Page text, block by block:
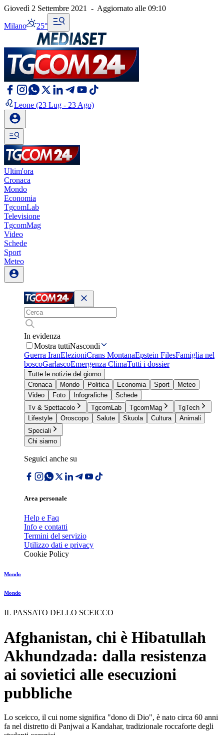
Giovedì 2 Settembre 2021 - Aggiornato alle 09:10
Milano 25°
Leone (23 Lug - 23 Ago)
Ultim'ora
Cronaca
Mondo
Economia
TgcomLab
Televisione
TgcomMag
Video
Schede
Sport
Meteo
In evidenza
Mostra tuttiNascondi
Guerra IranElezioniCrans MontanaEpstein FilesFamiglia nel
boscoGarlascoEmergenza ClimaTutti i dossier
Tutte le notizie del giorno
Cronaca
Mondo Politica Economia Sport
Meteo
Video
Foto Infografiche
Schede
Tv & Spettacolo
TgcomLab TgcomMag
TgTech
Lifestyle
Oroscopo Salute Skuola Cultura
Animali
Speciali
Chi siamo
Seguici anche su
Area personale
Help e Faq
Info e contatti
Termini del servizio
Utilizzo dati e privacy
Cookie Policy
Mondo
Mondo
IL PASSATO DELLO SCEICCO
Afghanistan, chi è Hibatullah
Akhundzada: dalla resistenza
ai sovietici alle esecuzioni
pubbliche
Lo sceicco, il cui nome significa "dono di Dio", è nato circa 60 anni
fa nel distretto di Panjwai a Kandahar, tradizionale roccaforte degli